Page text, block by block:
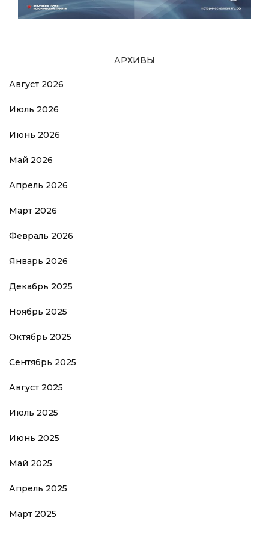
АРХИВЫ
Август 2026
Июль 2026
Июнь 2026
Май 2026
Апрель 2026
Март 2026
Февраль 2026
Январь 2026
Декабрь 2025
Ноябрь 2025
Октябрь 2025
Сентябрь 2025
Август 2025
Июль 2025
Июнь 2025
Май 2025
Апрель 2025
Март 2025